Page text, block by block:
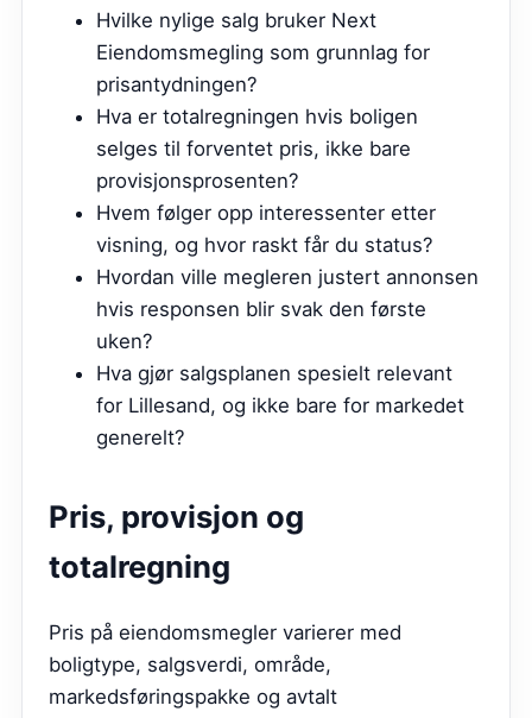
Hvilke nylige salg bruker Next
Eiendomsmegling som grunnlag for
prisantydningen?
Hva er totalregningen hvis boligen
selges til forventet pris, ikke bare
provisjonsprosenten?
Hvem følger opp interessenter etter
visning, og hvor raskt får du status?
Hvordan ville megleren justert annonsen
hvis responsen blir svak den første
uken?
Hva gjør salgsplanen spesielt relevant
for Lillesand, og ikke bare for markedet
generelt?
Pris, provisjon og
totalregning
Pris på eiendomsmegler varierer med
boligtype, salgsverdi, område,
markedsføringspakke og avtalt